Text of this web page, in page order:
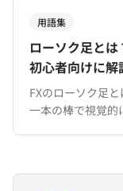
用語集
ローソク足と
初心者向けに解
FXのローソク足
一本の棒で視覚的